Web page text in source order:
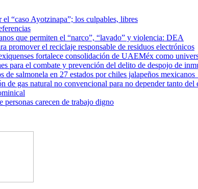
“caso Ayotzinapa”; los culpables, libres
que permiten el “narco”, “lavado” y violencia: DEA
promover el reciclaje responsable de residuos electrónicos
fortalece consolidación de UAEMéx como
para el combate y prevención del delito de despojo de
de salmonela en 27 estados por chiles jalapeños mexicanos
de gas natural no convencional para no depender tanto del
personas carecen de trabajo digno